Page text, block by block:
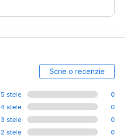
Scrie o recenzie
5 stele
0
4 stele
0
3 stele
0
2 stele
0